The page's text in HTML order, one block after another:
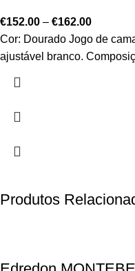
€152.00 – €162.00
Cor: Dourado Jogo de
ajustável branco.
Produtos